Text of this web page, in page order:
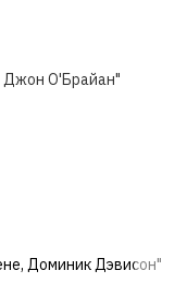
Джон О'Брайан"